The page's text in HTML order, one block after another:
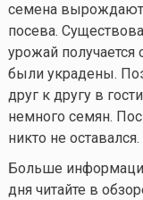
семена
посева.
урожай получается
были украдены.
друг к другу в
немного семян.
никто не оставался.
Больше
дня читайте в